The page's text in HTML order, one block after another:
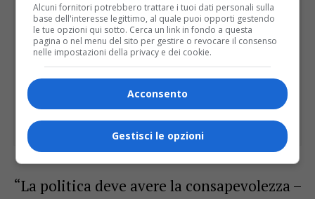
“La politica deve avere la consapevolezza –
Alcuni fornitori potrebbero trattare i tuoi dati personali sulla
base dell'interesse legittimo, al quale puoi opporti gestendo
le tue opzioni qui sotto. Cerca un link in fondo a questa
pagina o nel menu del sito per gestire o revocare il consenso
nelle impostazioni della privacy e dei cookie.
Acconsento
Gestisci le opzioni